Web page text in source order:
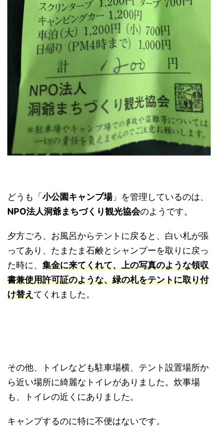
どうも「小公園キャンプ場」を管理しているのは、
NPO法人洞爺まちづくり観光協会のようです。
夕方ごろ、お風呂からテントに戻ると、白い札が張
ってあり、たまたま石鹸とシャンプーを取りに戻っ
た時に、 集金に来てくれて、上の写真のような領収
書兼使用許可証のような、緑の札をテントに取り付
け替えてくれました。
その他、トイレなども駐車場横、テント設置場所か
ら近い場所に綺麗なトイレがありました。炊事場
も、トイレの近くにありました。
キャンプするのに特に不便はないです。